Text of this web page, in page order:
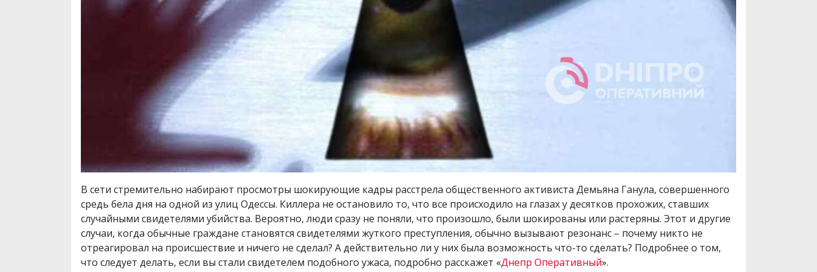
В сети стремительно набирают просмотры шокирующие кадры расстрела общественного активиста Демьяна Ганула, совершенного
средь бела дня на одной из улиц Одессы. Киллера не остановило то, что все происходило на глазах у десятков прохожих, ставших
случайными свидетелями убийства. Вероятно, люди сразу не поняли, что произошло, были шокированы или растеряны. Этот и другие
случаи, когда обычные граждане становятся свидетелями жуткого преступления, обычно вызывают резонанс – почему никто не
отреагировал на происшествие и ничего не сделал? А действительно ли у них была возможность что-то сделать? Подробнее о том,
что следует делать, если вы стали свидетелем подобного ужаса, подробно расскажет «Днепр Оперативный».